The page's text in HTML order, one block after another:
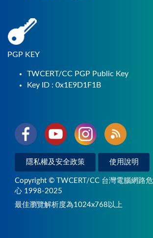
PGP KEY
TWCERT/CC PGP Public Key
Key ID : 0x1E9D1F1B
隱私權及安全政策 使用說明
Copyright © TWCERT/CC 台灣電腦網路
心 1998-2025
最佳瀏覽解析度為1024x768以上